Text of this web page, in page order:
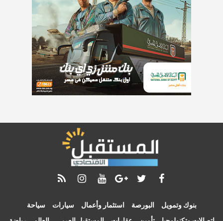
بنوك وتمويل البورصة استثمار وأعمال سيارات
سياحة